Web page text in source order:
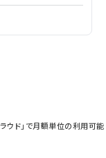
ウド」で月額単位の利用可能